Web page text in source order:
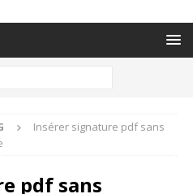
Insérer signature pdf sans
pdf sans